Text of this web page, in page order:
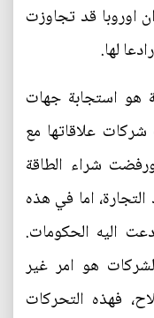
اوروبا قد تجاوزت
لها.
هو استجابة جهات
علاقاتها مع
شراء الطاقة
اما في هذه
اليه الحكومات.
هو امر غير
فهذه التحركات